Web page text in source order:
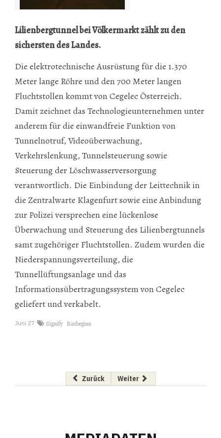
Lilienbergtunnel bei Völkermarkt zählt zu den
sichersten des Landes.
Die elektrotechnische Ausrüstung für die 1.370
Meter lange Röhre und den 700 Meter langen
Fluchtstollen kommt von Cegelec Österreich.
Damit zeichnet das Technologieunternehmen unter
anderem für die einwandfreie Funktion von
Tunnelnotruf, Video­über­wachung,
Verkehrslenkung, Tunnelsteuerung sowie
Steuerung der Lösch­wasserversorgung
verantwortlich. Die Einbindung der Leittechnik in
die Zentralwarte Klagenfurt sowie eine Anbindung
zur Polizei versprechen eine lückenlose
Überwachung und Steuerung des Lilienbergtunnels
samt zugehöriger Fluchtstollen. Zudem wurden die
Niederspannungsverteilung, die
Tunnellüftungsanlage und das
Informationsübertragungssystem von Cegelec
geliefert und verkabelt.
Juni.27 Signify Baubeginn
Vorheriger Beitrag: Europa wird hybrid
Zurück Nächster Beitrag: Erfolg für
Weiter